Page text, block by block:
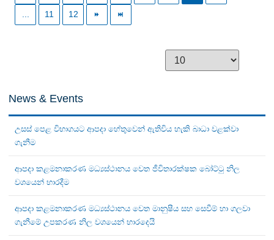
... 11 12
News & Events
උසස් පෙළ විභාගයට ආපදා හේතුවෙන් ඇතිවිය හැකි බාධා වළක්වා
ගැනීම
ආපදා කළමනාකරණ මධ්‍යස්ථානය වෙත ජීවිතාරක්ෂක බෝට්ටු නිල
වශයෙන් භාරදීම
ආපදා කළමනාකරණ මධ්‍යස්ථානය වෙත මානුෂීය සහ සෙවීම් හා ගලවා
ගැනීමේ උපකරණ නිල වශයෙන් භාරදෙයි